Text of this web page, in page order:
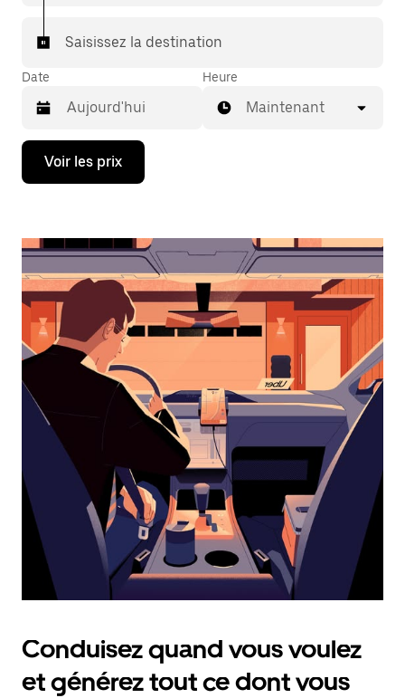
Saisissez la destination
Date
Appuyez
la
bas
ouvrir
le
calendrier
sélectionner
une
date.
Appuyez
sur
touche
pour
fermer
le
calendrier.
Heure
Maintenant
Voir les prix
Conduisez quand vous voulez
et générez tout ce dont vous